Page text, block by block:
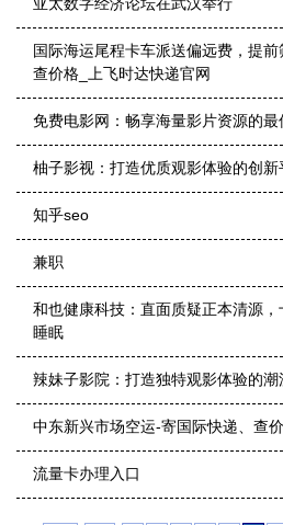
国际海运尾程卡车派送偏远费，提
查价格_上飞时达快递官网
免费电影网：畅享海量影片资源的最
柚子影视：打造优质观影体验的创新
知乎seo
兼职
和也健康科技：直面质疑正本清源
睡眠
辣妹子影院：打造独特观影体验的潮
中东新兴市场空运-寄国际快递、查
流量卡办理入口